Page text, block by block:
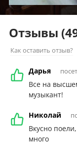
Отзывы
Как оставить отзыв?
Дарья
Все на
музыкант!
Николай
Вкусно
много